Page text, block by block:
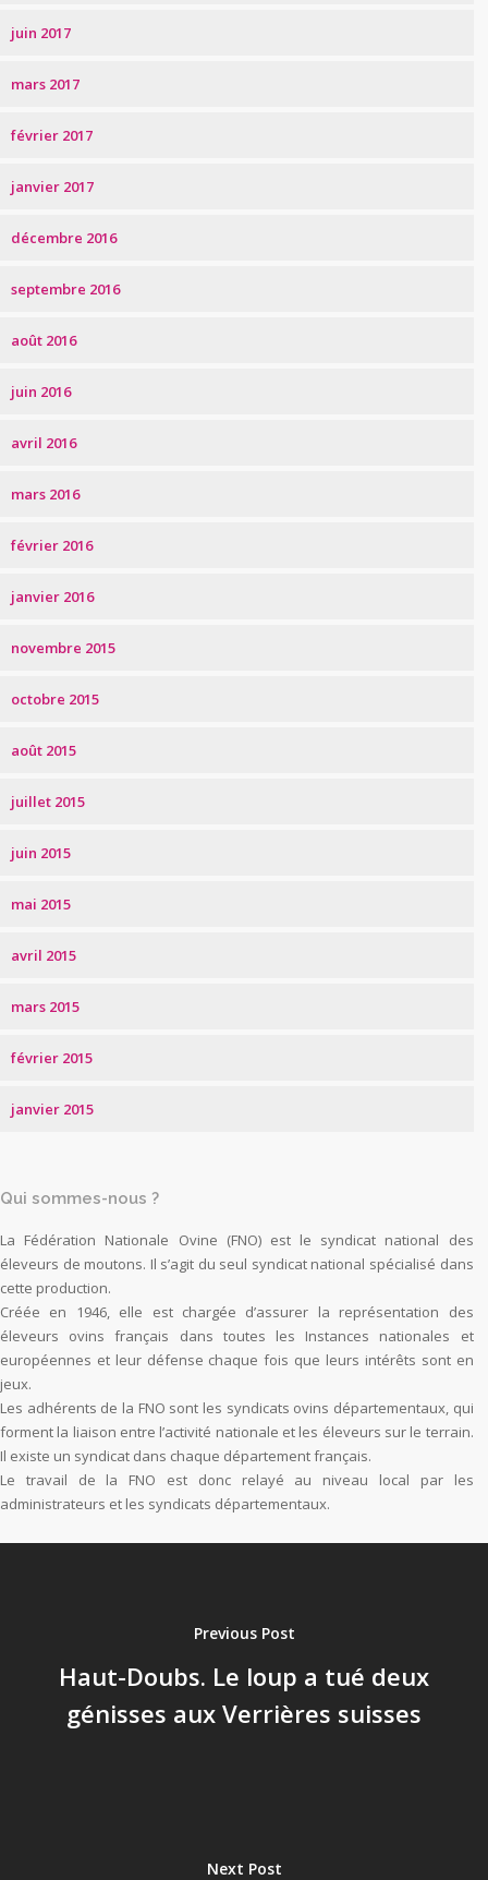
juin 2017
mars 2017
février 2017
janvier 2017
décembre 2016
septembre 2016
août 2016
juin 2016
avril 2016
mars 2016
février 2016
janvier 2016
novembre 2015
octobre 2015
août 2015
juillet 2015
juin 2015
mai 2015
avril 2015
mars 2015
février 2015
janvier 2015
Qui sommes-nous ?
La Fédération Nationale Ovine (FNO) est le syndicat national des
éleveurs de moutons. Il s’agit du seul syndicat national spécialisé dans
cette production.
Créée en 1946, elle est chargée d’assurer la représentation des
éleveurs ovins français dans toutes les Instances nationales et
européennes et leur défense chaque fois que leurs intérêts sont en
jeux.
Les adhérents de la FNO sont les syndicats ovins départementaux, qui
forment la liaison entre l’activité nationale et les éleveurs sur le terrain.
Il existe un syndicat dans chaque département français.
Le travail de la FNO est donc relayé au niveau local par les
administrateurs et les syndicats départementaux.
Previous Post
Haut-Doubs. Le loup a tué deux
génisses aux Verrières suisses
Next Post